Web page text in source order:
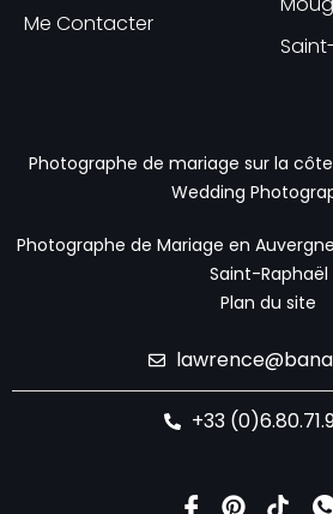
Me Contacter
Photographe de mariage sur la côte
Wedding
Photographe de Mariage en Auvergne
Saint-Raphaël
Plan du site
+33